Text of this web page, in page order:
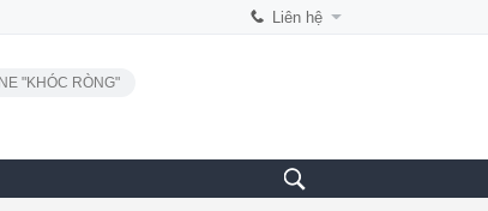
Liên hệ
"KHÓC RÒNG"